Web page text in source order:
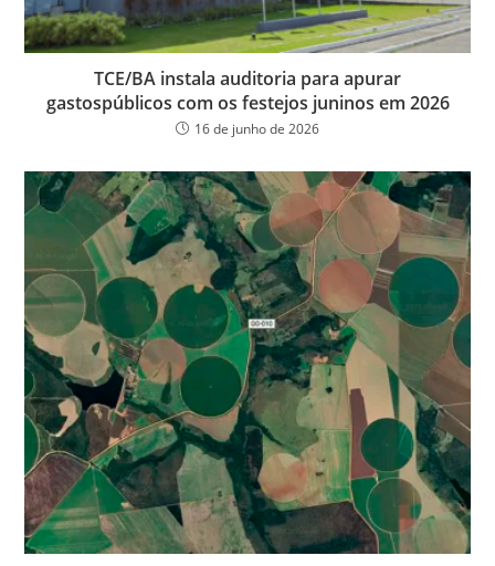
TCE/BA instala auditoria para apurar
gastospúblicos com os festejos juninos em 2026
16 de junho de 2026